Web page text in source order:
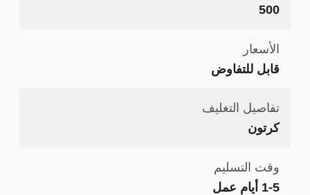
500
الأسعار
قابل للتفاوض
تفاصيل التغليف
كرتون
وقت التسليم
1-5 أيام عمل